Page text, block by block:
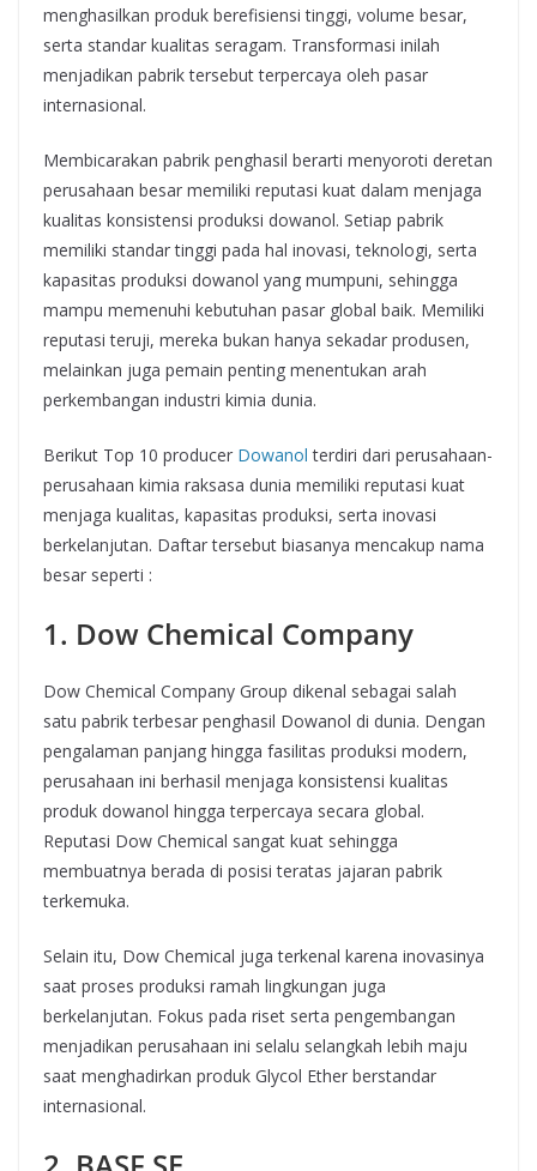
menghasilkan produk berefisiensi tinggi, volume besar,
serta standar kualitas seragam. Transformasi inilah
menjadikan pabrik tersebut terpercaya oleh pasar
internasional.
Membicarakan pabrik penghasil berarti menyoroti deretan
perusahaan besar memiliki reputasi kuat dalam menjaga
kualitas konsistensi produksi dowanol. Setiap pabrik
memiliki standar tinggi pada hal inovasi, teknologi, serta
kapasitas produksi dowanol yang mumpuni, sehingga
mampu memenuhi kebutuhan pasar global baik. Memiliki
reputasi teruji, mereka bukan hanya sekadar produsen,
melainkan juga pemain penting menentukan arah
perkembangan industri kimia dunia.
Berikut Top 10 producer Dowanol terdiri dari perusahaan-
perusahaan kimia raksasa dunia memiliki reputasi kuat
menjaga kualitas, kapasitas produksi, serta inovasi
berkelanjutan. Daftar tersebut biasanya mencakup nama
besar seperti :
1. Dow Chemical Company
Dow Chemical Company Group dikenal sebagai salah
satu pabrik terbesar penghasil Dowanol di dunia. Dengan
pengalaman panjang hingga fasilitas produksi modern,
perusahaan ini berhasil menjaga konsistensi kualitas
produk dowanol hingga terpercaya secara global.
Reputasi Dow Chemical sangat kuat sehingga
membuatnya berada di posisi teratas jajaran pabrik
terkemuka.
Selain itu, Dow Chemical juga terkenal karena inovasinya
saat proses produksi ramah lingkungan juga
berkelanjutan. Fokus pada riset serta pengembangan
menjadikan perusahaan ini selalu selangkah lebih maju
saat menghadirkan produk Glycol Ether berstandar
internasional.